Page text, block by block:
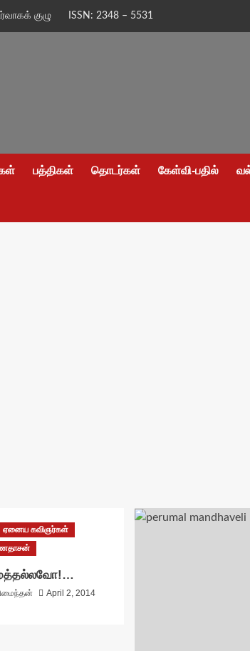
குழு ISSN: 2348 – 5531
பத்திகள் தொடர்கள் கேள்வி-பதில்
ஏனைய கவிஞர்கள்
April 2, 2014